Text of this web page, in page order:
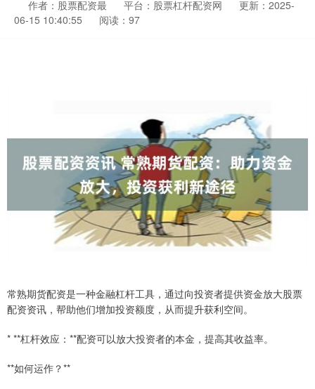
作者：股票配资最 平台：股票杠杆配资网
更新：2025-
06-15 10:40:55
阅读：97
常熟期货配资是一种金融杠杆工具，通过向投资者提供资金放大股票
配资资讯，帮助他们增加投资额度，从而提升获利空间。
* **杠杆效应：**配资可以放大投资者的本金，提高其收益率。
**如何运作？**